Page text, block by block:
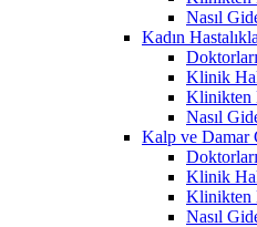
Nasıl
Kadın
Klinik
Klinikten
Nasıl
Kalp ve Damar
Klinik
Klinikten
Nasıl